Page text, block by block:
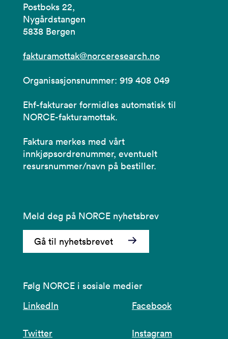
Postboks 22,
Nygårdstangen
5838 Bergen
fakturamottak@norceresearch.no
Organisasjonsnummer: 919 408 049
Ehf-fakturaer formidles automatisk til
NORCE-fakturamottak.
Faktura merkes med vårt
innkjøpsordrenummer, eventuelt
resursnummer/navn på bestiller.
Meld deg på NORCE nyhetsbrev
Gå til nyhetsbrevet
Følg NORCE i sosiale medier
LinkedIn
Facebook
Twitter Instagram